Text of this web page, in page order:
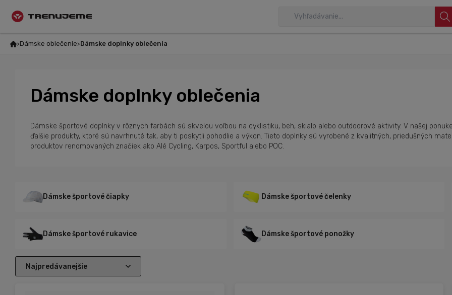
Dámske oblečenie Dámske doplnky oblečenia
Dámske doplnky oblečenia
Dámske športové doplnky v rôznych farbách sú skvelou voľbou na cyklistiku, beh, skialp alebo outdoorové aktivity. V našej
ďalšie produkty, ktoré sú navrhnuté tak, aby ti poskytli pohodlie a výkon. Tieto doplnky sú vyrobené z kvalitných, priedušných
produktov renomovaných značiek ako Alé Cycling, Karpos, Sportful alebo POC.
Dámske športové čiapky Dámske športové čelenky
Dámske športové rukavice Dámske športové ponožky